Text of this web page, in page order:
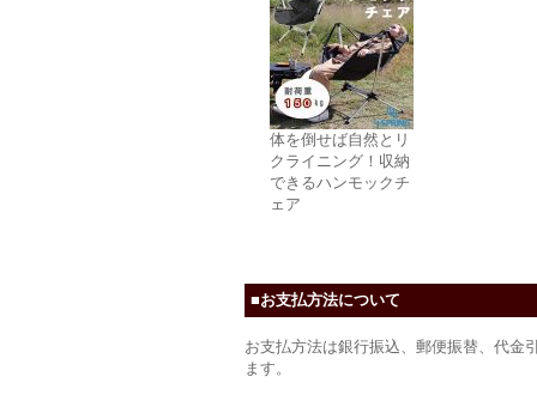
体を倒せば自然とリ
クライニング！収納
できるハンモックチ
ェア
■お支払方法について
お支払方法は銀行振込、郵便振替、代金
ます。